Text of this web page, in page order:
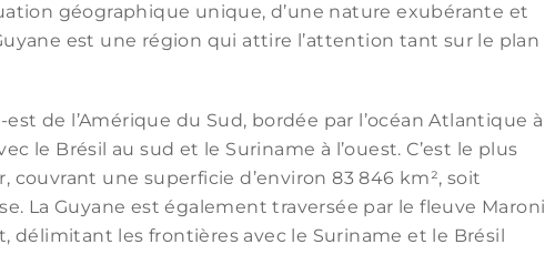
géographique unique, d’une nature exubérante et
est une région qui attire l’attention tant sur le plan
de l’Amérique du Sud, bordée par l’océan Atlantique à
le Brésil au sud et le Suriname à l’ouest. C’est le plus
couvrant une superficie d’environ 83 846 km², soit
La Guyane est également traversée par le fleuve Maroni
délimitant les frontières avec le Suriname et le Brésil